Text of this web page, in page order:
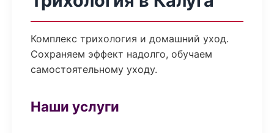
Комплекс трихология и домашний уход.
Сохраняем эффект надолго, обучаем
самостоятельному уходу.
Наши услуги